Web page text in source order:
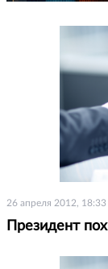
26 апреля 2012, 18:33
Президент